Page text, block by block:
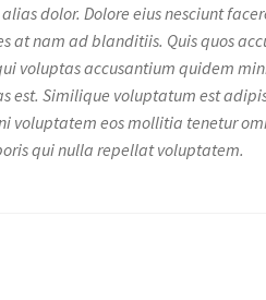
dolor. Dolore eius nesciunt
at nam ad blanditiis. Quis quos
voluptas accusantium quidem
est. Similique voluptatum est
voluptatem eos mollitia tenetur
qui nulla repellat voluptatem.